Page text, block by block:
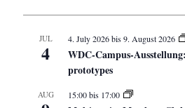
JUL
4
4. July 2026bis9. August 2026
WDC-Campus-
prototypes
AUG 15:00bis 17:00